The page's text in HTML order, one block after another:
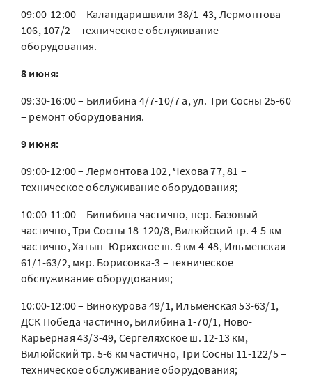
09:00-12:00 – Каландаришвили 38/1-43, Лермонтова
106, 107/2 – техническое обслуживание
оборудования.
8 июня:
09:30-16:00 – Билибина 4/7-10/7 а, ул. Три Сосны 25-60
– ремонт оборудования.
9 июня:
09:00-12:00 – Лермонтова 102, Чехова 77, 81 –
техническое обслуживание оборудования;
10:00-11:00 – Билибина частично, пер. Базовый
частично, Три Сосны 18-120/8, Вилюйский тр. 4-5 км
частично, Хатын- Юряхское ш. 9 км 4-48, Ильменская
61/1-63/2, мкр. Борисовка-3 – техническое
обслуживание оборудования;
10:00-12:00 – Винокурова 49/1, Ильменская 53-63/1,
ДСК Победа частично, Билибина 1-70/1, Ново-
Карьерная 43/3-49, Сергеляхское ш. 12-13 км,
Вилюйский тр. 5-6 км частично, Три Сосны 11-122/5 –
техническое обслуживание оборудования;